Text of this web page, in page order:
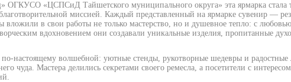
ОГКУСО «ЦСПСиД Тайшетского муниципального округа» эта ярмарка стала
миссией. Каждый представленный на ярмарке сувенир —
вложили в свои работы не только мастерство, но и душевное тепло: с
вдохновением они создавали уникальные изделия, пропитанные
волшебной: уютные стенды, рукотворные шедевры и радостные
чуда. Мастера делились секретами своего ремесла, а посетители с